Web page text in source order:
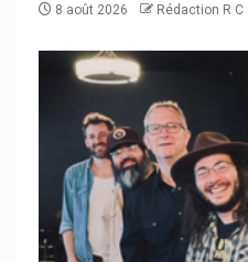
8 août 2026 Rédaction R C